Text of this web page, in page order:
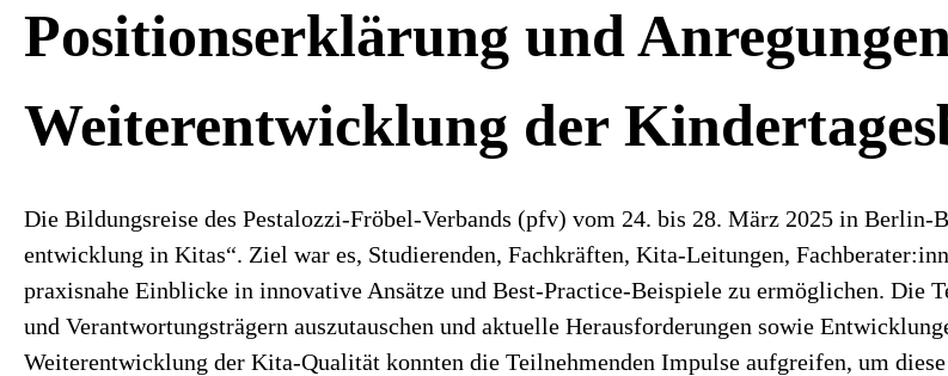
Positionserklärung und
Weiterentwicklung der
Die Bildungsreise des Pestalozzi-Fröbel-Verbands (pfv) vom 24. bis 28. März 2025 in Berlin-
entwicklung in Kitas“. Ziel war es, Studierenden, Fachkräften, Kita-Leitungen,
praxisnahe Einblicke in innovative Ansätze und Best-Practice-Beispiele zu ermöglichen. Die
und Verantwortungsträgern auszutauschen und aktuelle Herausforderungen sowie
Weiterentwicklung der Kita-Qualität konnten die Teilnehmenden Impulse aufgreifen, um